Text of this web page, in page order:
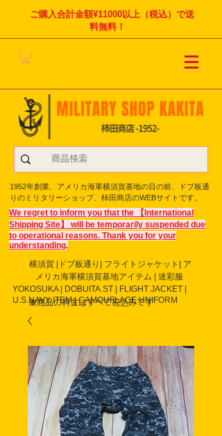
ご購入合計金額¥11000以上（税込）で送
料無料！
1952年創業、アメリカ海軍横須賀基地の目の前、ドブ板通
りのミリタリーショップ、柿田商店のWEBサイトです。
We regret to inform you that the 【International
Shipping Site】 will be temporarily suspended due
to operational reasons. Thank you for your
understanding.
横須賀 |ドブ板通り| フライト ジャケット| ア
メリカ海軍横須賀基地アイテム | 迷彩服
YOKOSUKA | DOBUITA.ST | FLIGHT JACKET |
U.S.NAVY ITEM | CAMOUFLAGE UNIFORM
※商品の料金はすべて税込みです